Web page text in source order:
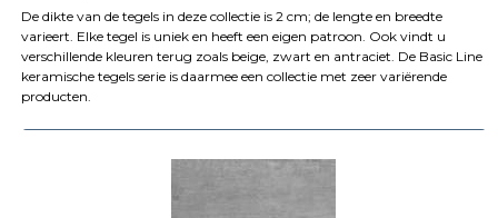
De dikte van de tegels in deze collectie is 2 cm; de lengte en breedte
varieert. Elke tegel is uniek en heeft een eigen patroon. Ook vindt u
verschillende kleuren terug zoals beige, zwart en antraciet. De Basic Line
keramische tegels serie is daarmee een collectie met zeer variërende
producten.